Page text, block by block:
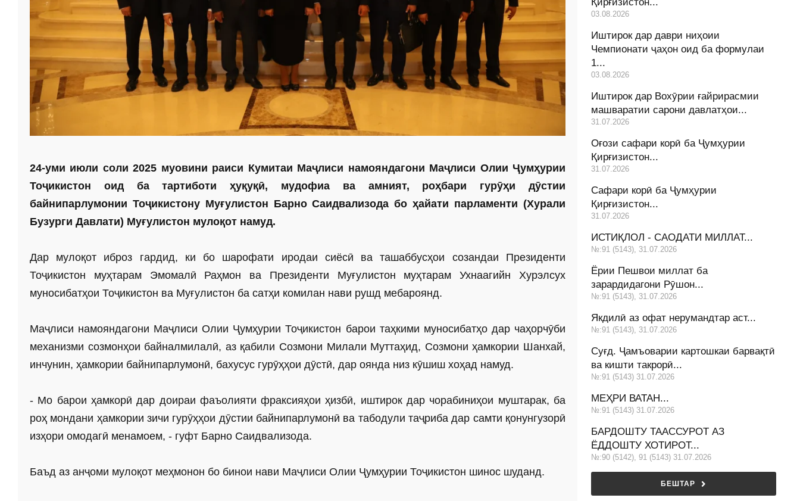
24-уми июли соли 2025 муовини раиси Кумитаи Маҷлиси намояндагони Маҷлиси Олии Ҷумҳурии
Тоҷикистон оид ба тартиботи ҳуқуқӣ, мудофиа ва амният, роҳбари гурӯҳи дӯстии
байнипарлумонии Тоҷикистону Муғулистон Барно Саидвализода бо ҳайати парламенти (Хурали
Бузурги Давлати) Муғулистон мулоқот намуд.
Дар мулоқот иброз гардид, ки бо шарофати иродаи сиёсӣ ва ташаббусҳои созандаи Президенти
Тоҷикистон муҳтарам Эмомалӣ Раҳмон ва Президенти Муғулистон муҳтарам Ухнаагийн Хурэлсух
муносибатҳои Тоҷикистон ва Муғулистон ба сатҳи комилан нави рушд мебароянд.
Маҷлиси намояндагони Маҷлиси Олии Ҷумҳурии Тоҷикистон барои таҳкими муносибатҳо дар чаҳорчӯби
механизми созмонҳои байналмилалӣ, аз қабили Созмони Милали Муттаҳид, Созмони ҳамкории Шанхай,
инчунин, ҳамкории байнипарлумонӣ, бахусус гурӯҳҳои дӯстӣ, дар оянда низ кӯшиш хоҳад намуд.
- Мо барои ҳамкорӣ дар доираи фаъолияти фраксияҳои ҳизбӣ, иштирок дар чорабиниҳои муштарак, ба
роҳ мондани ҳамкории зичи гурӯҳҳои дӯстии байнипарлумонӣ ва табодули таҷриба дар самти қонунгузорӣ
изҳори омодагӣ менамоем, - гуфт Барно Саидвализода.
Баъд аз анҷоми мулоқот меҳмонон бо бинои нави Маҷлиси Олии Ҷумҳурии Тоҷикис­тон шинос шуданд.
03.08.2026
Иштирок дар даври ниҳоии
Чемпионати ҷаҳон оид ба формулаи
1...
03.08.2026
Иштирок дар Вохӯрии ғайрирасмии
машваратии сарони давлатҳои...
31.07.2026
Оғози сафари корӣ ба Ҷумҳурии
Қирғизистон...
31.07.2026
Сафари корӣ ба Ҷумҳурии
Қирғизистон...
31.07.2026
ИСТИҚЛОЛ - САОДАТИ МИЛЛАТ...
№:91 (5143), 31.07.2026
Ёрии Пешвои миллат ба
зарардидагони Рӯшон...
№:91 (5143), 31.07.2026
Якдилӣ аз офат нерумандтар аст...
№:91 (5143), 31.07.2026
Суғд. Ҷамъоварии картошкаи барвақтӣ
ва кишти такрорӣ...
№:91 (5143) 31.07.2026
МЕҲРИ ВАТАН...
№:91 (5143) 31.07.2026
БАРДОШТУ ТААССУРОТ АЗ
ЁДДОШТУ ХОТИРОТ...
№:90 (5142), 91 (5143) 31.07.2026
БЕШТАР